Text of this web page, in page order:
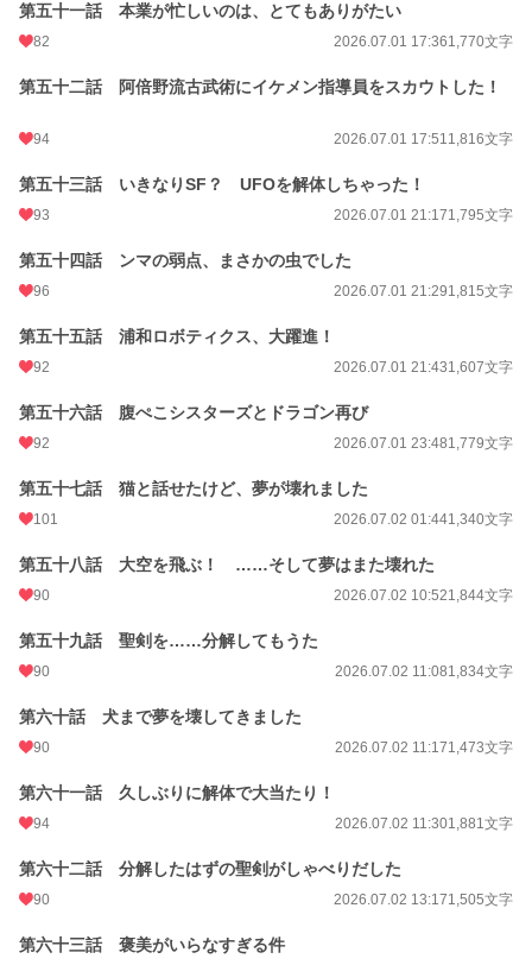
第五十一話 本業が忙しいのは、とてもありがたい
82 2026.07.01 17:361,770文字
第五十二話 阿倍野流古武術にイケメン指導員をスカウトした！
94 2026.07.01 17:511,816文字
第五十三話 いきなりSF？ UFOを解体しちゃった！
93 2026.07.01 21:171,795文字
第五十四話 ンマの弱点、まさかの虫でした
96 2026.07.01 21:291,815文字
第五十五話 浦和ロボティクス、大躍進！
92 2026.07.01 21:431,607文字
第五十六話 腹ぺこシスターズとドラゴン再び
92 2026.07.01 23:481,779文字
第五十七話 猫と話せたけど、夢が壊れました
101 2026.07.02 01:441,340文字
第五十八話 大空を飛ぶ！ ……そして夢はまた壊れた
90 2026.07.02 10:521,844文字
第五十九話 聖剣を……分解してもうた
90 2026.07.02 11:081,834文字
第六十話 犬まで夢を壊してきました
90 2026.07.02 11:171,473文字
第六十一話 久しぶりに解体で大当たり！
94 2026.07.02 11:301,881文字
第六十二話 分解したはずの聖剣がしゃべりだした
90 2026.07.02 13:171,505文字
第六十三話 褒美がいらなすぎる件